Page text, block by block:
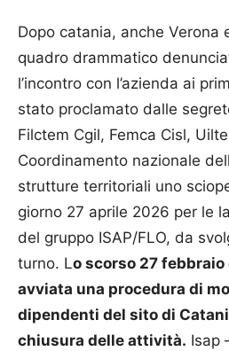
Dopo catania, anche Verona
quadro drammatico
l’incontro con l’azienda ai
stato proclamato dalle
Filctem Cgil, Femca Cisl,
Coordinamento nazionale
strutture territoriali uno
giorno 27 aprile 2026 per le
del gruppo ISAP/FLO, da
turno. Lo scorso 27
avviata una procedura di
dipendenti del sito di
chiusura delle attività. Isap